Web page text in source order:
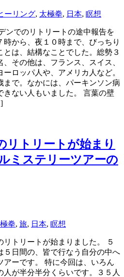
ーリング, 太極拳, 日本, 瞑想
ンでのリトリートの途中報告を
時から、夜１０時まで、びっちり
は、結構なことでした。総勢３
その他は、フランス、スイス、
ロッパ人や、アメリカ人など。
まで。なかには、パーキンソン病
きない人もいました。 言葉の壁
リトリートが始まり
ミステリーツアーの
拳, 旅, 日本, 瞑想
トリートが始まりました。 ５
５日間の、皆で行なう自分の中へ
アーです。 特に今回は、いろん
が半分半分くらいです。３５人